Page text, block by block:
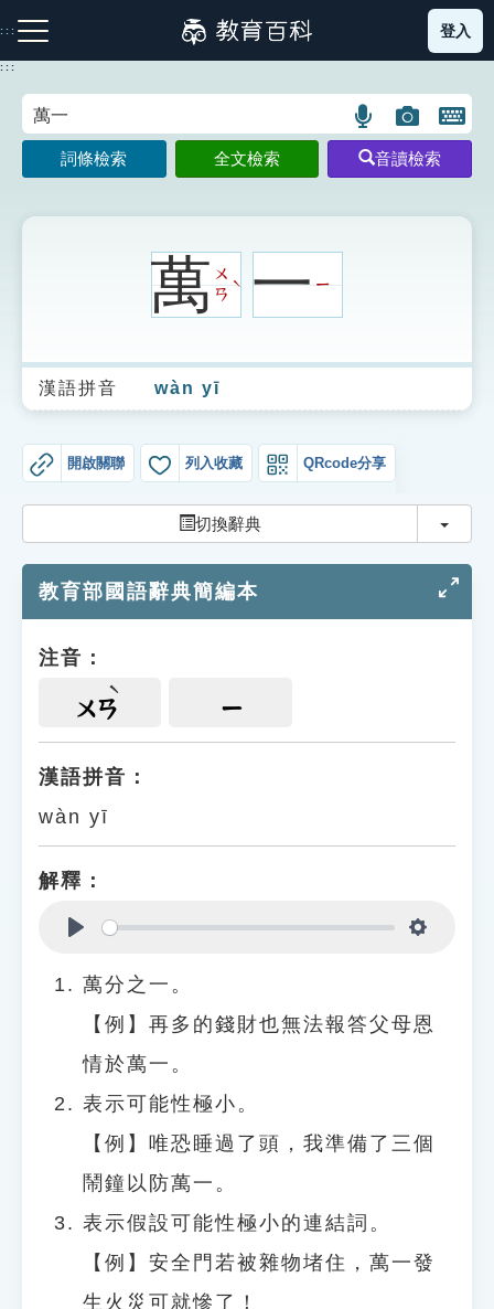
到
主
:::
注音索引圖示 筆畫索引圖示 部首索引表圖示
生字詞彙表
成語故事
索引選單
單字索引
遊戲專區
貓頭鷹博士
登入
:::
語
言
搜
圖
片
搜
開
鍵
圖
詞條檢索 全文檢索 音讀檢索
萬ㄨ
ㄢ
ˋ 一ㄧ
漢語拼音 wàn yī
開啟關聯 列入收藏 QRcode分享
切換辭典 切換
教育部國語辭典簡編本
注音：
ㄨㄢ ㄧ
漢語拼音：
wàn yī
解釋：
萬分之一。
【例】再多的錢財也無法報答父母恩
情於萬一。
表示可能性極小。
【例】唯恐睡過了頭，我準備了三個
鬧鐘以防萬一。
表示假設可能性極小的連結詞。
【例】安全門若被雜物堵住，萬一發
生火災可就慘了！